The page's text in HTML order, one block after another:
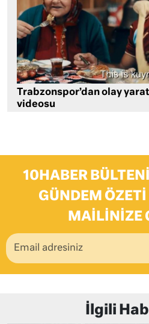
Trabzonspor’dan olay
videosu
10HABER
GÜNDEM ÖZETI
MAILINIZE
İlgili